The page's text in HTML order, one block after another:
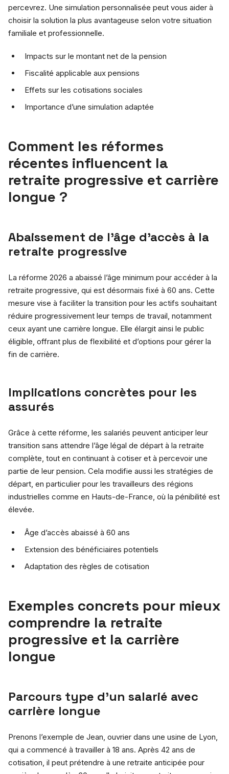
percevrez. Une simulation personnalisée peut vous aider à
choisir la solution la plus avantageuse selon votre situation
familiale et professionnelle.
Impacts sur le montant net de la pension
Fiscalité applicable aux pensions
Effets sur les cotisations sociales
Importance d’une simulation adaptée
Comment les réformes
récentes influencent la
retraite progressive et carrière
longue ?
Abaissement de l’âge d’accès à la
retraite progressive
La réforme 2026 a abaissé l’âge minimum pour accéder à la
retraite progressive, qui est désormais fixé à 60 ans. Cette
mesure vise à faciliter la transition pour les actifs souhaitant
réduire progressivement leur temps de travail, notamment
ceux ayant une carrière longue. Elle élargit ainsi le public
éligible, offrant plus de flexibilité et d’options pour gérer la
fin de carrière.
Implications concrètes pour les
assurés
Grâce à cette réforme, les salariés peuvent anticiper leur
transition sans attendre l’âge légal de départ à la retraite
complète, tout en continuant à cotiser et à percevoir une
partie de leur pension. Cela modifie aussi les stratégies de
départ, en particulier pour les travailleurs des régions
industrielles comme en Hauts-de-France, où la pénibilité est
élevée.
Âge d’accès abaissé à 60 ans
Extension des bénéficiaires potentiels
Adaptation des règles de cotisation
Exemples concrets pour mieux
comprendre la retraite
progressive et la carrière
longue
Parcours type d’un salarié avec
carrière longue
Prenons l’exemple de Jean, ouvrier dans une usine de Lyon,
qui a commencé à travailler à 18 ans. Après 42 ans de
cotisation, il peut prétendre à une retraite anticipée pour